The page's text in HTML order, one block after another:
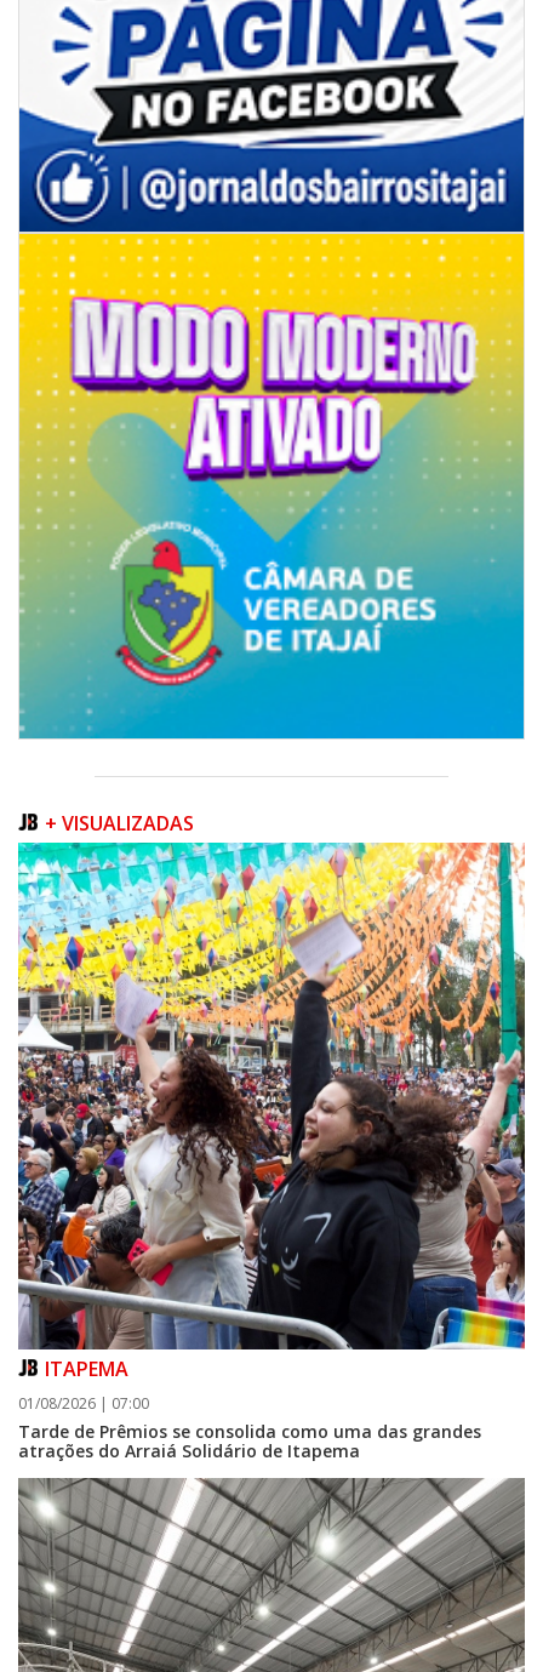
07/08/2026 | 07:00
Ambiental reforça descarte sustentável com envio de 330 quilos de
pilhas à logística reversa
GERAL
07/08/2026 | 07:00
Jordan Hang leva estratégias de marketing e vendas ao InspiraBQ, em
Brusque
07/08/2026 | 07:00
Prefeitura de Itapema segue com credenciamento aberto para artistas e
produtores culturais
ITAPEMA
+ VISUALIZADAS
ITAPEMA
01/08/2026 | 07:00
Tarde de Prêmios se consolida como uma das grandes
atrações do Arraiá Solidário de Itapema